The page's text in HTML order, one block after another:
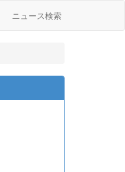
ニュース検索